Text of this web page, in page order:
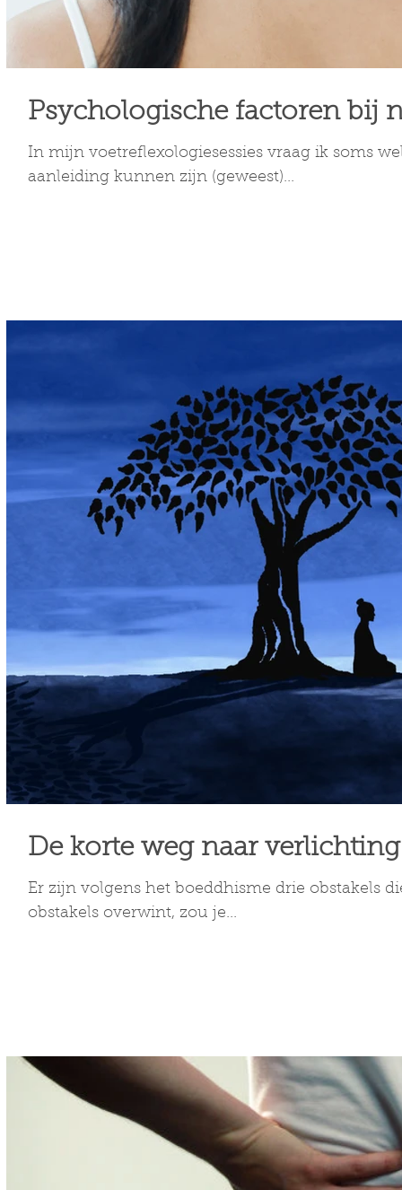
Psychologische factoren bij
In mijn voetreflexologiesessies vraag ik soms
aanleiding kunnen zijn (geweest)...
De korte weg naar verlichting
Er zijn volgens het boeddhisme drie obstakels
obstakels overwint, zou je...